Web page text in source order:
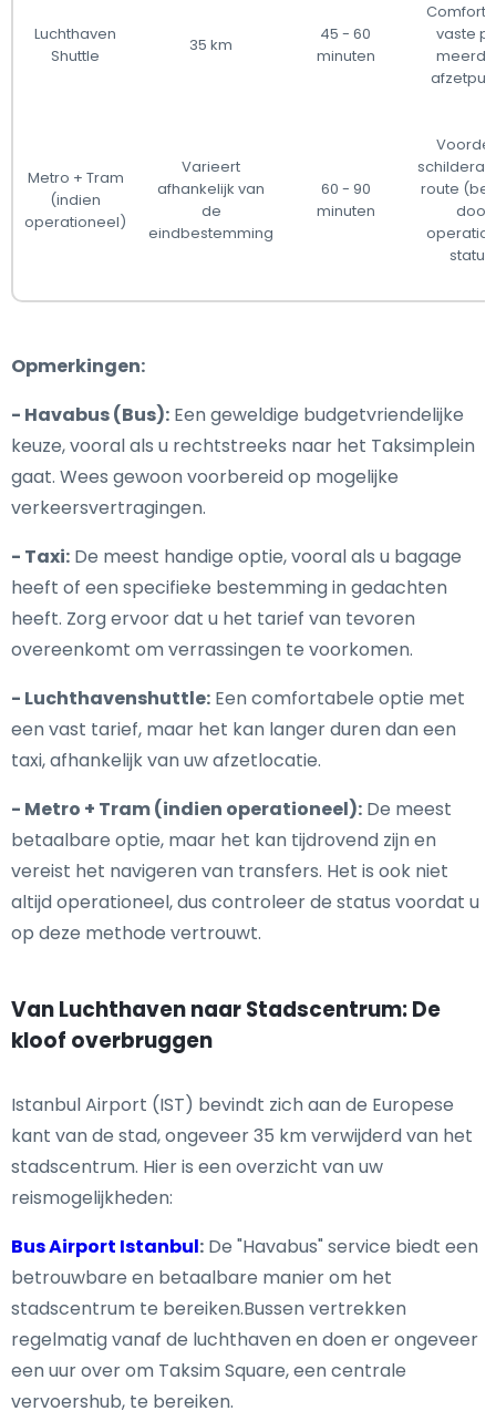
Luchthaven
Shuttle
35 km
45 - 60
minuten
vaste
Metro + Tram
(indien
operationeel)
Varieert
afhankelijk van
de
eindbestemming
60 - 90
minuten
route
door
Opmerkingen:
- Havabus (Bus): Een geweldige budgetvriendelijke
keuze, vooral als u rechtstreeks naar het Taksimplein
gaat. Wees gewoon voorbereid op mogelijke
verkeersvertragingen.
- Taxi: De meest handige optie, vooral als u bagage
heeft of een specifieke bestemming in gedachten
heeft. Zorg ervoor dat u het tarief van tevoren
overeenkomt om verrassingen te voorkomen.
- Luchthavenshuttle: Een comfortabele optie met
een vast tarief, maar het kan langer duren dan een
taxi, afhankelijk van uw afzetlocatie.
- Metro + Tram (indien operationeel): De meest
betaalbare optie, maar het kan tijdrovend zijn en
vereist het navigeren van transfers. Het is ook niet
altijd operationeel, dus controleer de status voordat u
op deze methode vertrouwt.
Van Luchthaven naar Stadscentrum: De
kloof overbruggen
Istanbul Airport (IST) bevindt zich aan de Europese
kant van de stad, ongeveer 35 km verwijderd van het
stadscentrum. Hier is een overzicht van uw
reismogelijkheden:
Bus Airport Istanbul: De "Havabus" service biedt een
betrouwbare en betaalbare manier om het
stadscentrum te bereiken.Bussen vertrekken
regelmatig vanaf de luchthaven en doen er ongeveer
een uur over om Taksim Square, een centrale
vervoershub, te bereiken.